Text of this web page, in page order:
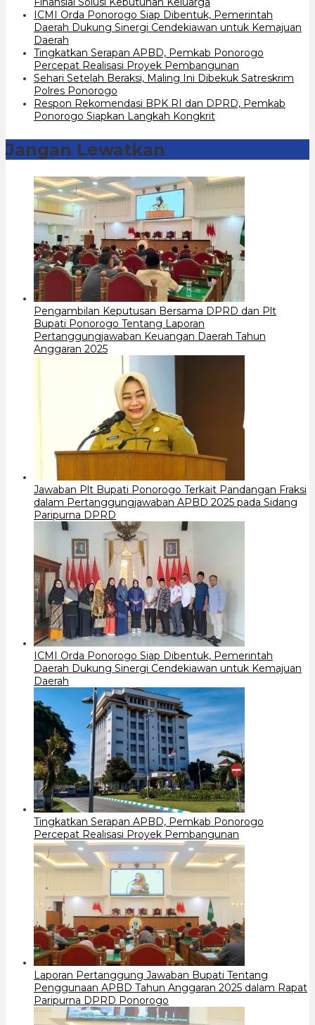
ICMI Orda Ponorogo Siap Dibentuk, Pemerintah
Daerah Dukung Sinergi Cendekiawan untuk Kemajuan
Daerah
Tingkatkan Serapan APBD, Pemkab Ponorogo
Percepat Realisasi Proyek Pembangunan
Sehari Setelah Beraksi, Maling Ini Dibekuk Satreskrim
Polres Ponorogo
Respon Rekomendasi BPK RI dan DPRD, Pemkab
Ponorogo Siapkan Langkah Kongkrit
Jangan Lewatkan
Pengambilan Keputusan Bersama DPRD dan Plt
Bupati Ponorogo Tentang Laporan
Pertanggungjawaban Keuangan Daerah Tahun
Anggaran 2025
Jawaban Plt Bupati Ponorogo Terkait Pandangan Fraksi
dalam Pertanggungjawaban APBD 2025 pada Sidang
Paripurna DPRD
ICMI Orda Ponorogo Siap Dibentuk, Pemerintah
Daerah Dukung Sinergi Cendekiawan untuk Kemajuan
Daerah
Tingkatkan Serapan APBD, Pemkab Ponorogo
Percepat Realisasi Proyek Pembangunan
Laporan Pertanggung Jawaban Bupati Tentang
Penggunaan APBD Tahun Anggaran 2025 dalam Rapat
Paripurna DPRD Ponorogo